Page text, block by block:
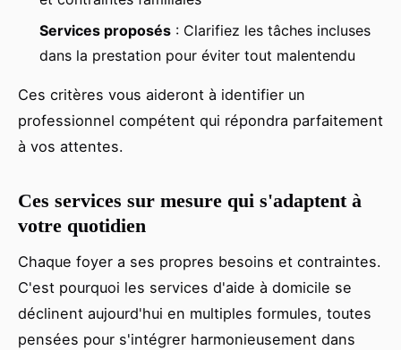
Services proposés : Clarifiez les tâches incluses
dans la prestation pour éviter tout malentendu
Ces critères vous aideront à identifier un
professionnel compétent qui répondra parfaitement
à vos attentes.
Ces services sur mesure qui s'adaptent à
votre quotidien
Chaque foyer a ses propres besoins et contraintes.
C'est pourquoi les services d'aide à domicile se
déclinent aujourd'hui en multiples formules, toutes
pensées pour s'intégrer harmonieusement dans